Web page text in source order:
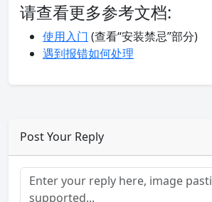
请查看更多参考文档:
使用入门 (查看“安装禁忌”部分)
遇到报错如何处理
Post Your Reply